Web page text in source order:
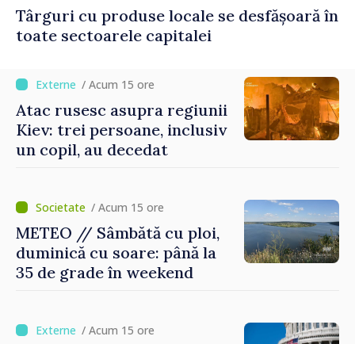
Târguri cu produse locale se desfășoară în
toate sectoarele capitalei
/ Acum 15 ore
Atac rusesc asupra regiunii
Kiev: trei persoane, inclusiv
un copil, au decedat
/ Acum 15 ore
METEO // Sâmbătă cu ploi,
duminică cu soare: până la
35 de grade în weekend
/ Acum 15 ore